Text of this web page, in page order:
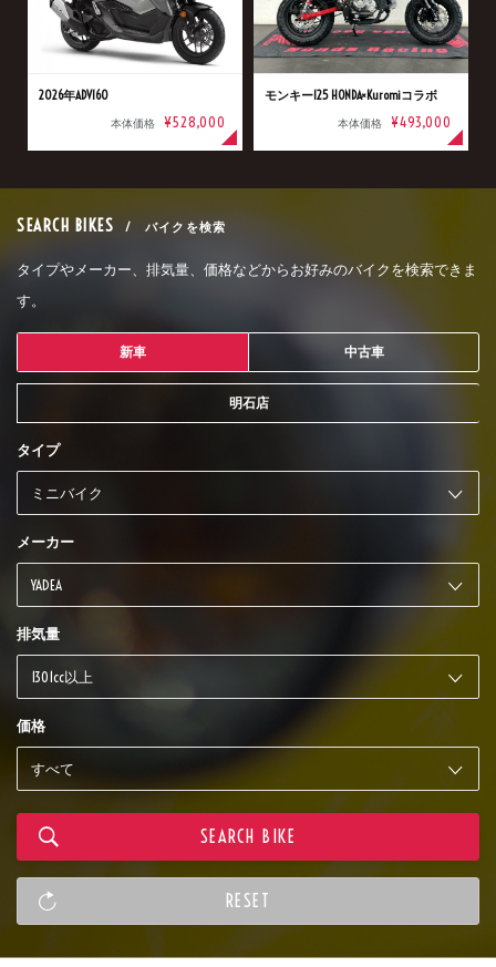
2026年ADV160
本体価格 ¥528,000
モンキー125 HONDA×Kuromiコラボ
本体価格 ¥493,000
SEARCH BIKES / バイクを検索
タイプやメーカー、排気量、価格などからお好みのバイクを検索できま
す。
新車 中古車
明石店
タイプ
メーカー
排気量
価格